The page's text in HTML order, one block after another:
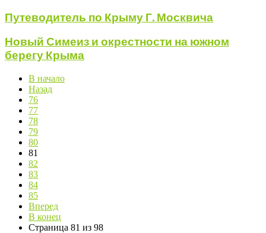
Путеводитель по Крыму Г. Москвича
Новый Симеиз и окрестности на южном
берегу Крыма
В начало
Назад
76
77
78
79
80
81
82
83
84
85
Вперед
В конец
Страница 81 из 98